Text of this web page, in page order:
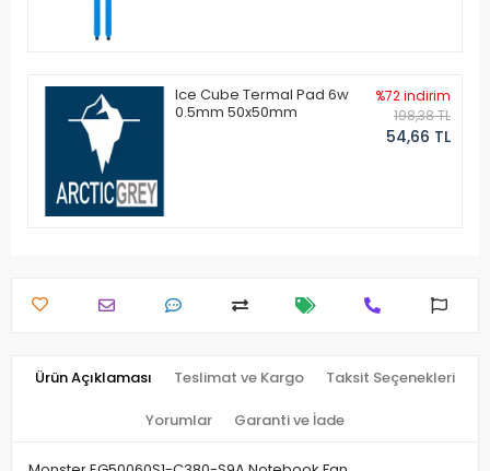
Ice Cube Termal Pad 6w
0.5mm 50x50mm
%72 indirim
198,38 TL
54,66 TL
Ürün Açıklaması Teslimat ve Kargo Taksit Seçenekleri
Yorumlar Garanti ve İade